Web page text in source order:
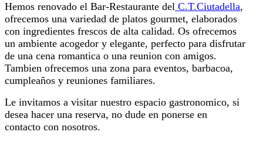
Hemos renovado el Bar-Restaurante del C.T.Ciutadella,
ofrecemos una variedad de platos gourmet, elaborados
con ingredientes frescos de alta calidad. Os ofrecemos
un ambiente acogedor y elegante, perfecto para disfrutar
de una cena romantica o una reunion con amigos.
Tambien ofrecemos una zona para eventos, barbacoa,
cumpleaños y reuniones familiares.
Le invitamos a visitar nuestro espacio gastronomico, si
desea hacer una reserva, no dude en ponerse en
contacto con nosotros.